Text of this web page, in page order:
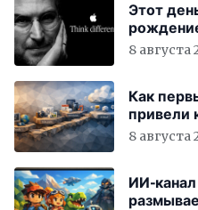
Этот
Different»
8 августа
Как
привели
8 августа
ИИ-канал